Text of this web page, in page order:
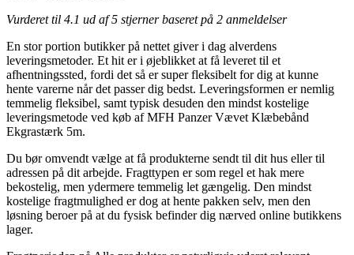
Vurderet til 4.1 ud af 5 stjerner baseret på 2 anmeldelser
En stor portion butikker på nettet giver i dag alverdens
leveringsmetoder. Et hit er i øjeblikket at få leveret til et
afhentningssted, fordi det så er super fleksibelt for dig at kunne
hente varerne når det passer dig bedst. Leveringsformen er nemlig
temmelig fleksibel, samt typisk desuden den mindst kostelige
leveringsmetode ved køb af MFH Panzer Vævet Klæbebånd
Ekgrastærk 5m.
Du bør omvendt vælge at få produkterne sendt til dit hus eller til
adressen på dit arbejde. Fragttypen er som regel et hak mere
bekostelig, men ydermere temmelig let gængelig. Den mindst
kostelige fragtmulighed er dog at hente pakken selv, men den
løsning beroer på at du fysisk befinder dig nærved online butikkens
lager.